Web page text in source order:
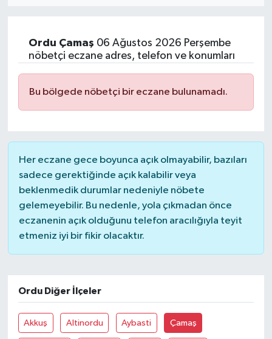
Ordu Çamaş 06 Ağustos 2026 Perşembe
nöbetçi eczane adres, telefon ve konumları
Bu bölgede nöbetçi bir eczane bulunamadı.
Her eczane gece boyunca açık olmayabilir, bazıları
sadece gerektiğinde açık kalabilir veya
beklenmedik durumlar nedeniyle nöbete
gelemeyebilir. Bu nedenle, yola çıkmadan önce
eczanenin açık olduğunu telefon aracılığıyla teyit
etmeniz iyi bir fikir olacaktır.
Ordu Diğer İlçeler
Akkuş Altinordu Aybasti Çamaş